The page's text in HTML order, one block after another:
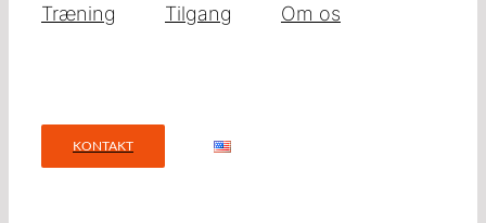
Træning Tilgang Om os
KONTAKT